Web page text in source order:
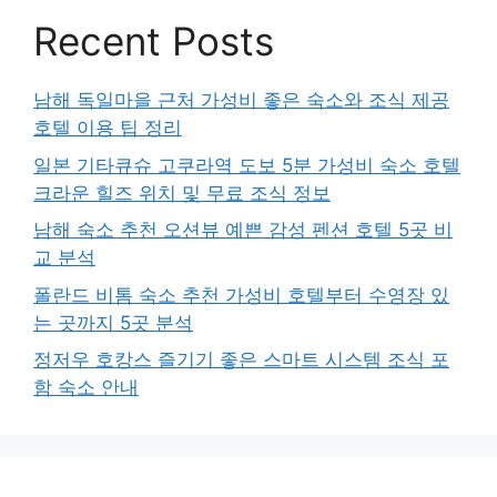
Recent Posts
남해 독일마을 근처 가성비 좋은 숙소와 조식 제공
호텔 이용 팁 정리
일본 기타큐슈 고쿠라역 도보 5분 가성비 숙소 호텔
크라운 힐즈 위치 및 무료 조식 정보
남해 숙소 추천 오션뷰 예쁜 감성 펜션 호텔 5곳 비
교 분석
폴란드 비톰 숙소 추천 가성비 호텔부터 수영장 있
는 곳까지 5곳 분석
정저우 호캉스 즐기기 좋은 스마트 시스템 조식 포
함 숙소 안내